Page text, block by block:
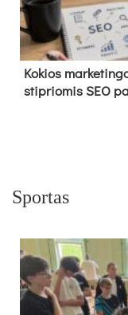
Kokios
stipriomis SEO
Sportas